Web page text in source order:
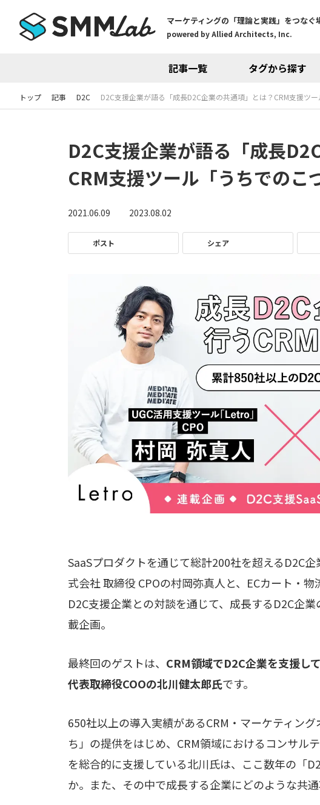
マーケティングの「理論と実践」をつなぐ
powered by Allied Architects, Inc.
記事一覧 タグから探す
トップ 記事 D2C D2C支援企業が語る「成長D2C企業の共通項」とは？CRM支援ツ
D2C支援企業が語る「成長
CRM支援ツール「うちでのこ
2021.06.09 2023.08.02
ポスト シェア
SaaSプロダクトを通じて総計200社を超えるD2C
式会社 取締役 CPOの村岡弥真人と、ECカート・
D2C支援企業との対談を通じて、成長するD2C企
載企画。
最終回のゲストは、 CRM領域でD2C企業を支援し
代表取締役COOの北川健太郎氏です。
650社以上の導入実績があるCRM・マーケティン
ち」の提供をはじめ、CRM領域におけるコンサル
を総合的に支援している北川氏は、ここ数年の「
か。また、その中で成長する企業にどのような共